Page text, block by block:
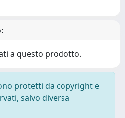
a questo prodotto.
protetti da copyright e
salvo diversa